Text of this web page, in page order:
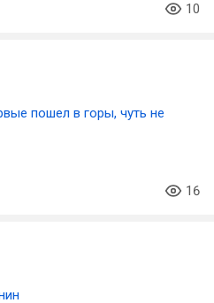
10
пошел в горы, чуть не
16